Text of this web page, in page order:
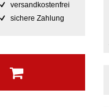
versandkostenfrei
sichere Zahlung